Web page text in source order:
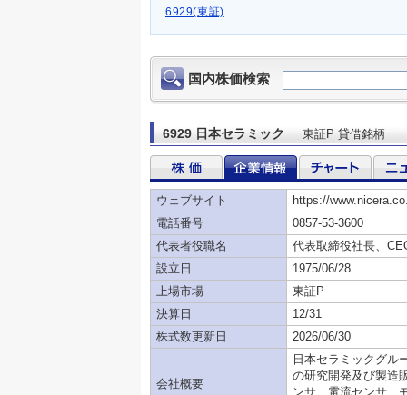
6929(東証)